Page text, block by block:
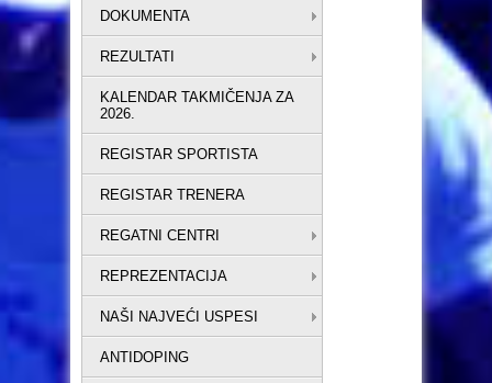
DOKUMENTA
REZULTATI
KALENDAR TAKMIČENJA ZA
2026.
REGISTAR SPORTISTA
REGISTAR TRENERA
REGATNI CENTRI
REPREZENTACIJA
NAŠI NAJVEĆI USPESI
ANTIDOPING